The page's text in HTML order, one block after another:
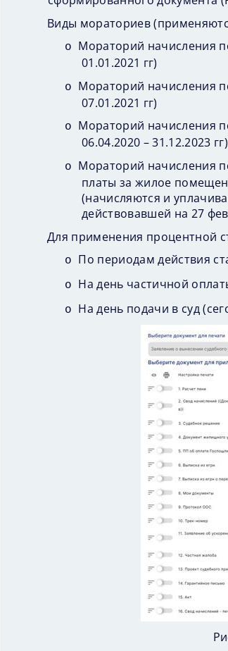
Виды мораториев
o
Мораторий начисления
01.01.2021 гг)
o
Мораторий начисления
07.01.2021 гг)
o
Мораторий начисления
06.04.2020 – 31.12.2023 гг)
o
Мораторий начисления
платы за жилое
(начисляются и
действовавшей на 27
Для применения процентной
o По периодам действия
o На день частичной
o На день подачи в суд